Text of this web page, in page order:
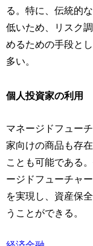
る。特に、伝統的
低いため、リスク
めるための手段と
多い。
個人投資家の利用
マネージドフュー
家向けの商品も存
ことも可能である
ージドフューチャ
を実現し、資産保
うことができる。